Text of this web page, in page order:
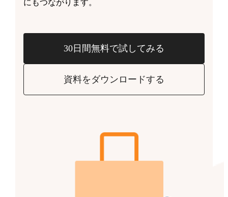
30日間無料で試してみる
資料をダウンロードする